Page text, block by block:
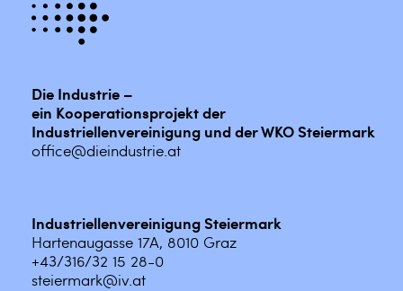
Die Industrie –
ein Kooperationsprojekt der
Industriellenvereinigung und der WKO Steiermark
office@dieindustrie.at
Industriellenvereinigung Steiermark
Hartenaugasse 17A, 8010 Graz
+43/316/32 15 28-0
steiermark@iv.at